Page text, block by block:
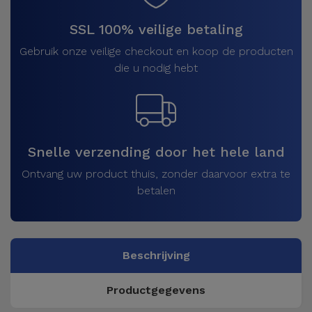
SSL 100% veilige betaling
Gebruik onze veilige checkout en koop de producten
die u nodig hebt
Snelle verzending door het hele land
Ontvang uw product thuis, zonder daarvoor extra te
betalen
Beschrijving
Productgegevens